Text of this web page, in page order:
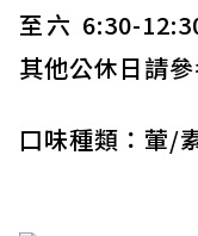
至六 6:30-
其他公休日請
口味種類：葷/